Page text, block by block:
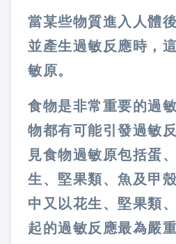
當某些物質進入人體
並產生過敏反應時，
敏原。
食物是非常重要的過
物都有可能引發過敏
見食物過敏原包括蛋
生、堅果類、魚及甲
中又以花生、堅果類
起的過敏反應最為嚴